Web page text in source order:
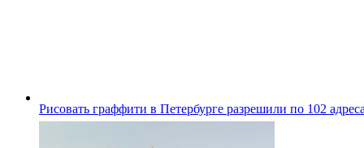
Рисовать граффити в Петербурге разрешили по 102